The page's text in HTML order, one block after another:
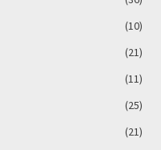
(10)
(21)
(11)
(25)
(21)